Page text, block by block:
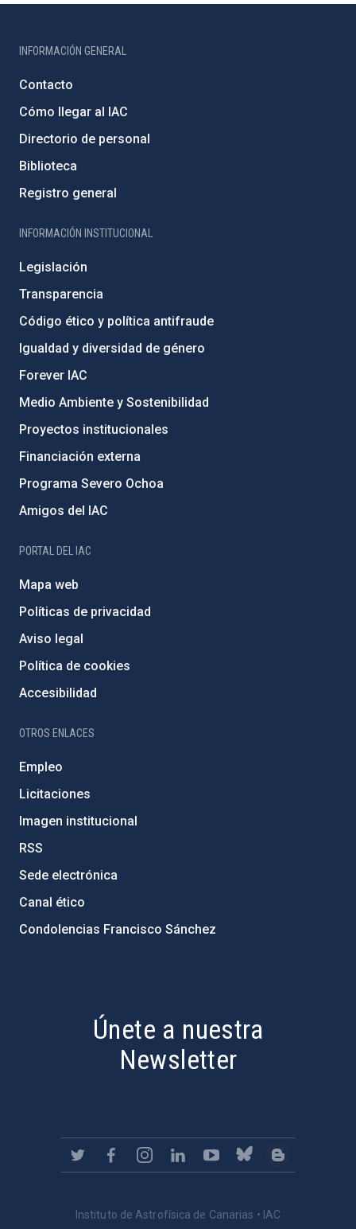
INFORMACIÓN GENERAL
Contacto
Cómo llegar al IAC
Directorio de personal
Biblioteca
Registro general
INFORMACIÓN INSTITUCIONAL
Legislación
Transparencia
Código ético y política antifraude
Igualdad y diversidad de género
Forever IAC
Medio Ambiente y Sostenibilidad
Proyectos institucionales
Financiación externa
Programa Severo Ochoa
Amigos del IAC
PORTAL DEL IAC
Mapa web
Políticas de privacidad
Aviso legal
Política de cookies
Accesibilidad
OTROS ENLACES
Empleo
Licitaciones
Imagen institucional
RSS
Sede electrónica
Canal ético
Condolencias Francisco Sánchez
Únete a nuestra
Newsletter
Instituto de Astrofísica de Canarias • IAC